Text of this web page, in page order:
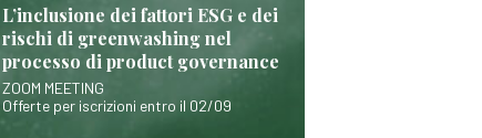
L’inclusione dei fattori ESG e dei
rischi di greenwashing nel
processo di product governance
ZOOM MEETING
Offerte per iscrizioni entro il 02/09